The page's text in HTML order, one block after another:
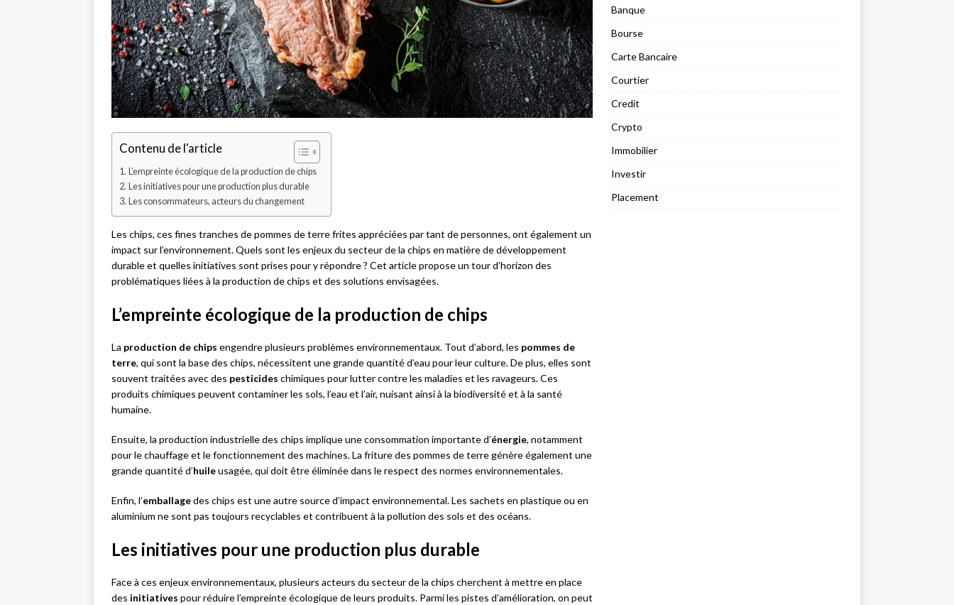
Contenu de l'article
L’empreinte écologique de la production de chips
Les initiatives pour une production plus durable
Les consommateurs, acteurs du changement
Les chips, ces fines tranches de pommes de terre frites appréciées par tant de personnes, ont également un
impact sur l’environnement. Quels sont les enjeux du secteur de la chips en matière de développement
durable et quelles initiatives sont prises pour y répondre ? Cet article propose un tour d’horizon des
problématiques liées à la production de chips et des solutions envisagées.
L’empreinte écologique de la production de chips
La production de chips engendre plusieurs problèmes environnementaux. Tout d’abord, les pommes de
terre, qui sont la base des chips, nécessitent une grande quantité d’eau pour leur culture. De plus, elles sont
souvent traitées avec des pesticides chimiques pour lutter contre les maladies et les ravageurs. Ces
produits chimiques peuvent contaminer les sols, l’eau et l’air, nuisant ainsi à la biodiversité et à la santé
humaine.
Ensuite, la production industrielle des chips implique une consommation importante d’énergie, notamment
pour le chauffage et le fonctionnement des machines. La friture des pommes de terre génère également une
grande quantité d’huileusagée, qui doit être éliminée dans le respect des normes environnementales.
Enfin, l’emballagedes chips est une autre source d’impact environnemental. Les sachets en plastique ou en
aluminium ne sont pas toujours recyclables et contribuent à la pollution des sols et des océans.
Les initiatives pour une production plus durable
Face à ces enjeux environnementaux, plusieurs acteurs du secteur de la chips cherchent à mettre en place
des initiatives pour réduire l’empreinte écologique de leurs produits. Parmi les pistes d’amélioration, on peut
Banque
Bourse
Carte Bancaire
Courtier
Credit
Crypto
Immobilier
Investir
Placement